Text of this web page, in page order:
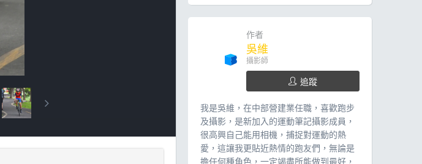
作者
吳維
攝影師
追蹤
我是吳維，在中部營建業任職，喜歡跑步
及攝影，是新加入的運動筆記攝影成員，
很高興自己能用相機，捕捉對運動的熱
愛，這讓我更貼近熱情的跑友們，無論是
擔任何種角色，一定竭盡所能做到最好，